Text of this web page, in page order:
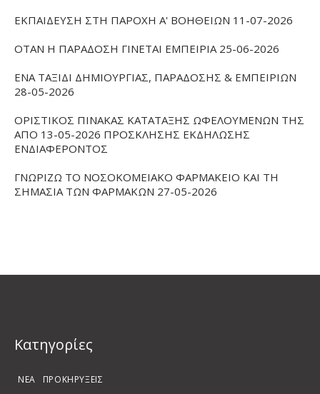
ΕΚΠΑΙΔΕΥΣΗ ΣΤΗ ΠΑΡΟΧΗ Α' ΒΟΗΘΕΙΩΝ 11-07-2026
ΟΤΑΝ Η ΠΑΡΑΔΟΣΗ ΓΙΝΕΤΑΙ ΕΜΠΕΙΡΙΑ 25-06-2026
ΕΝΑ ΤΑΞΙΔΙ ΔΗΜΙΟΥΡΓΙΑΣ, ΠΑΡΑΔΟΣΗΣ & ΕΜΠΕΙΡΙΩΝ
28-05-2026
ΟΡΙΣΤΙΚΟΣ ΠΙΝΑΚΑΣ ΚΑΤΑΤΑΞΗΣ ΩΦΕΛΟΥΜΕΝΩΝ ΤΗΣ
ΑΠΟ 13-05-2026 ΠΡΟΣΚΛΗΣΗΣ ΕΚΔΗΛΩΣΗΣ
ΕΝΔΙΑΦΕΡΟΝΤΟΣ
ΓΝΩΡΙΖΩ ΤΟ ΝΟΣΟΚΟΜΕΙΑΚΟ ΦΑΡΜΑΚΕΙΟ ΚΑΙ ΤΗ
ΣΗΜΑΣΙΑ ΤΩΝ ΦΑΡΜΑΚΩΝ 27-05-2026
Kατηγορίες
ΝΕΑ ΠΡΟΚΗΡΥΞΕΙΣ